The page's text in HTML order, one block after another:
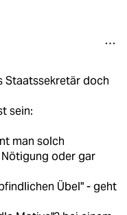
Staatssekretär doch
sein:
man solch
oder gar
Übel" - geht